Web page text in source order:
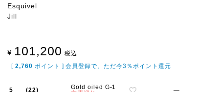
Esquivel
Jill
¥ 101,200 税込
[ 2,760 ポイント ] 会員登録で、ただ今3％ポイント還元
5 (22)
Gold oiled G-1
—